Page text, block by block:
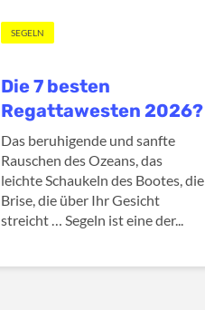
SEGELN
Die 7 besten
Regattawesten 2026?
Das beruhigende und sanfte
Rauschen des Ozeans, das
leichte Schaukeln des Bootes, die
Brise, die über Ihr Gesicht
streicht … Segeln ist eine der...